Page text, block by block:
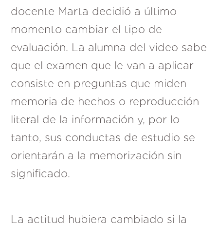
docente Marta decidió a último
momento cambiar el tipo de
evaluación. La alumna del video sabe
que el examen que le van a aplicar
consiste en preguntas que miden
memoria de hechos o reproducción
literal de la información y, por lo
tanto, sus conductas de estudio se
orientarán a la memorización sin
significado.
La actitud hubiera cambiado si la